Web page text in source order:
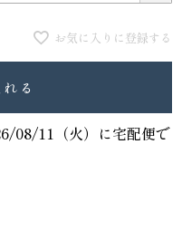
お気に入りに登録する
る
08/11（火） に宅配便で